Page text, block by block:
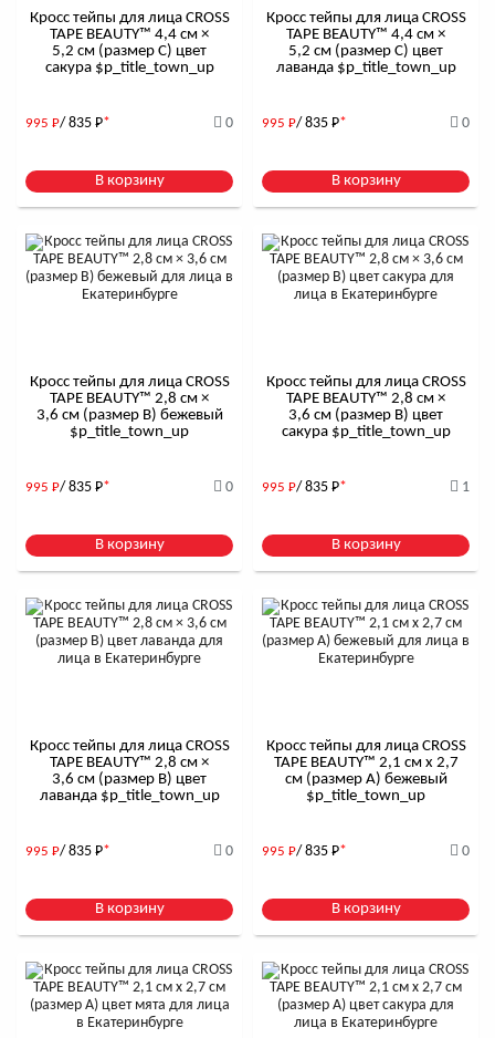
Кросс тейпы для лица CROSS
TAPE BEAUTY™ 4,4 см ×
5,2 см (размер C) цвет
сакура $р_title_town_up
995 Р/ 835 Р* 0
В корзину
Кросс тейпы для лица CROSS
TAPE BEAUTY™ 4,4 см ×
5,2 см (размер C) цвет
лаванда $р_title_town_up
995 Р/ 835 Р* 0
В корзину
Кросс тейпы для лица CROSS
TAPE BEAUTY™ 2,8 см ×
3,6 см (размер B) бежевый
$р_title_town_up
995 Р/ 835 Р* 0
В корзину
Кросс тейпы для лица CROSS
TAPE BEAUTY™ 2,8 см ×
3,6 см (размер B) цвет
сакура $р_title_town_up
995 Р/ 835 Р* 1
В корзину
Кросс тейпы для лица CROSS
TAPE BEAUTY™ 2,8 см ×
3,6 см (размер B) цвет
лаванда $р_title_town_up
995 Р/ 835 Р* 0
В корзину
Кросс тейпы для лица CROSS
TAPE BEAUTY™ 2,1 см x 2,7
см (размер А) бежевый
$р_title_town_up
995 Р/ 835 Р* 0
В корзину